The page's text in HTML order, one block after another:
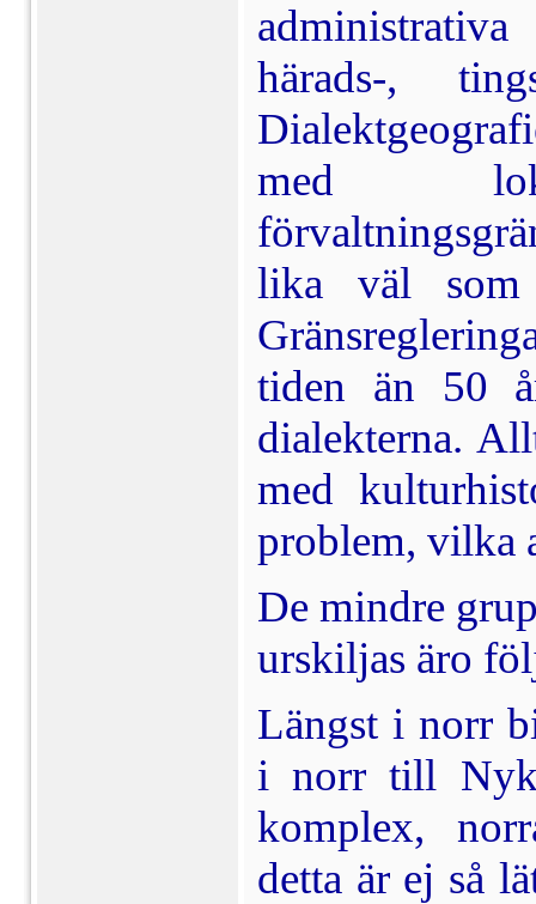
härads-,
med
lika väl som
tiden än 50
dialekterna.
med
problem, vilka
De mindre
urskiljas äro
Längst i norr
i norr till
komplex,
detta är ej så